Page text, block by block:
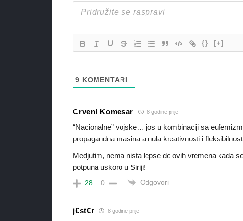
{} [+]
9 KOMENTARI
Crveni Komesar 8 godine prije
“Nacionalne” vojske… jos u kombinaciji sa
propagandna masina a nula kreativnosti i
Medjutim, nema nista lepse do ovih vremena kada
potpuna uskoro u Siriji!
28 0 Odgovori
j€st€r 8 godine prije